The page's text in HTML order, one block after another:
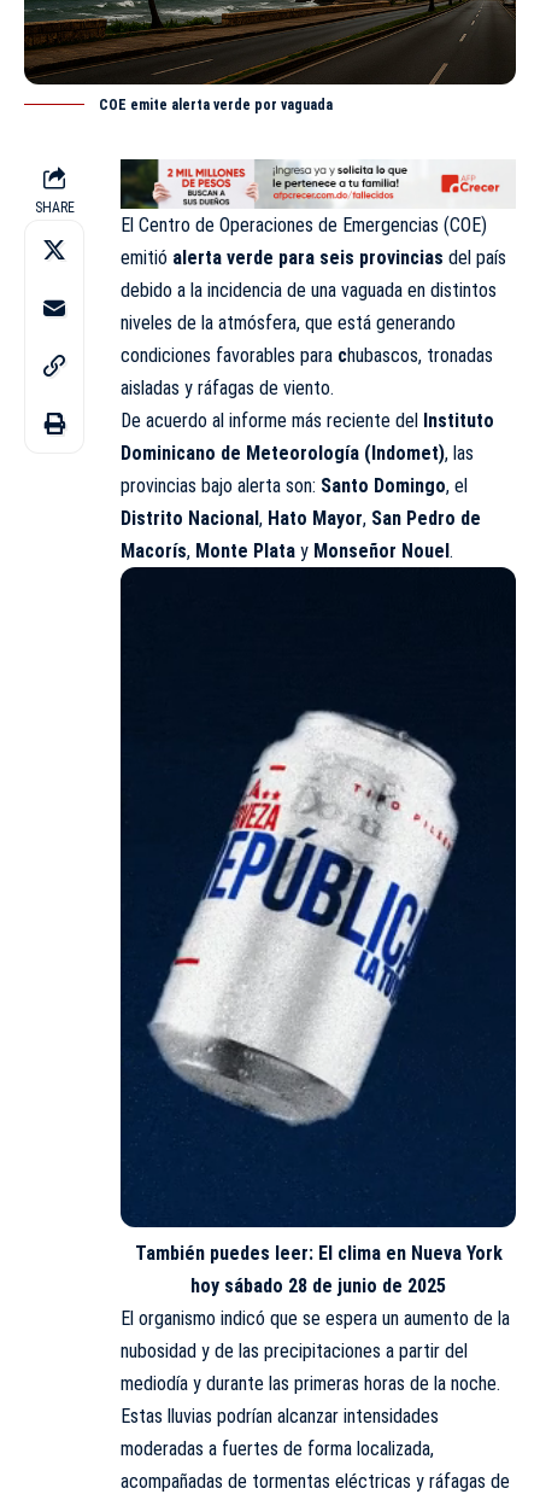
COE emite alerta verde por vaguada
SHARE
El Centro de Operaciones de Emergencias (COE)
emitió alerta verde para seis provincias del país
debido a la incidencia de una vaguada en distintos
niveles de la atmósfera, que está generando
condiciones favorables para chubascos, tronadas
aisladas y ráfagas de viento.
De acuerdo al informe más reciente del Instituto
Dominicano de Meteorología (Indomet), las
provincias bajo alerta son: Santo Domingo, el
Distrito Nacional, Hato Mayor, San Pedro de
Macorís, Monte Plata y Monseñor Nouel.
También puedes leer: El clima en Nueva York
hoy sábado 28 de junio de 2025
El organismo indicó que se espera un aumento de la
nubosidad y de las precipitaciones a partir del
mediodía y durante las primeras horas de la noche.
Estas lluvias podrían alcanzar intensidades
moderadas a fuertes de forma localizada,
acompañadas de tormentas eléctricas y ráfagas de